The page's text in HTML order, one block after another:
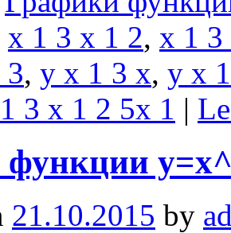
x 1 3 x 1 2, x 1
, y x 1 3 x, y x
3 x 1 2 5x 1 |
21.10.2015 by